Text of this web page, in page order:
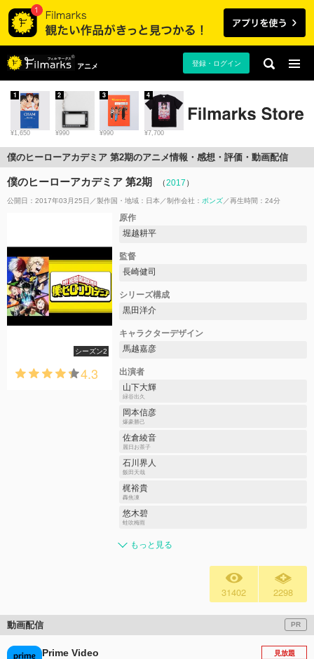
アニメ 登録・ログイン
¥1,650
1
¥990
2
¥990
3
¥7,700
4
僕のヒーローアカデミア 第2期のアニメ情報・感想・評価・動画配信
僕のヒーローアカデミア 第2期 （2017 ）
公開日：2017年03月25日 製作国・地域： 日本 制作会社： ボンズ 再生時間：24分
シーズン2
4.3
原作
堀越耕平
監督
長崎健司
シリーズ構成
黒田洋介
キャラクターデザイン
馬越嘉彦
出演者
山下大輝
緑谷出久
岡本信彦
爆豪勝己
佐倉綾音
麗日お茶子
石川界人
飯田天哉
梶裕貴
轟焦凍
悠木碧
蛙吹梅雨
もっと見る
31402 2298
動画配信 PR
Prime Video 見放題